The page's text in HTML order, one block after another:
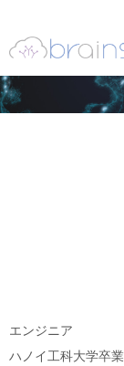
エンジニア
ハノイ工科大学卒業